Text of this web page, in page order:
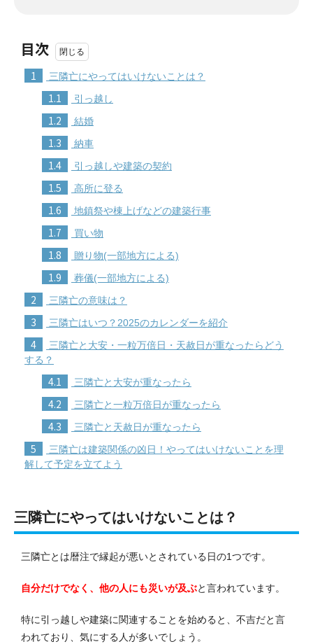
目次
1 三隣亡にやってはいけないことは？
1.1 引っ越し
1.2 結婚
1.3 納車
1.4 引っ越しや建築の契約
1.5 高所に登る
1.6 地鎮祭や棟上げなどの建築行事
1.7 買い物
1.8 贈り物(一部地方による)
1.9 葬儀(一部地方による)
2 三隣亡の意味は？
3 三隣亡はいつ？2025のカレンダーを紹介
4
三隣亡と大安・一粒万倍日・天赦日が重なったらどう
する？
4.1 三隣亡と大安が重なったら
4.2 三隣亡と一粒万倍日が重なったら
4.3 三隣亡と天赦日が重なったら
5
三隣亡は建築関係の凶日！やってはいけないことを理
解して予定を立てよう
三隣亡にやってはいけないことは？
三隣亡とは暦注で縁起が悪いとされている日の1つです。
自分だけでなく、他の人にも災いが及ぶと言われています。
特に引っ越しや建築に関連することを始めると、不吉だと言
われており、気にする人が多いでしょう。